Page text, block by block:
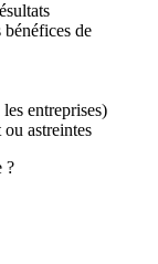
de
entreprises)
astreintes
?